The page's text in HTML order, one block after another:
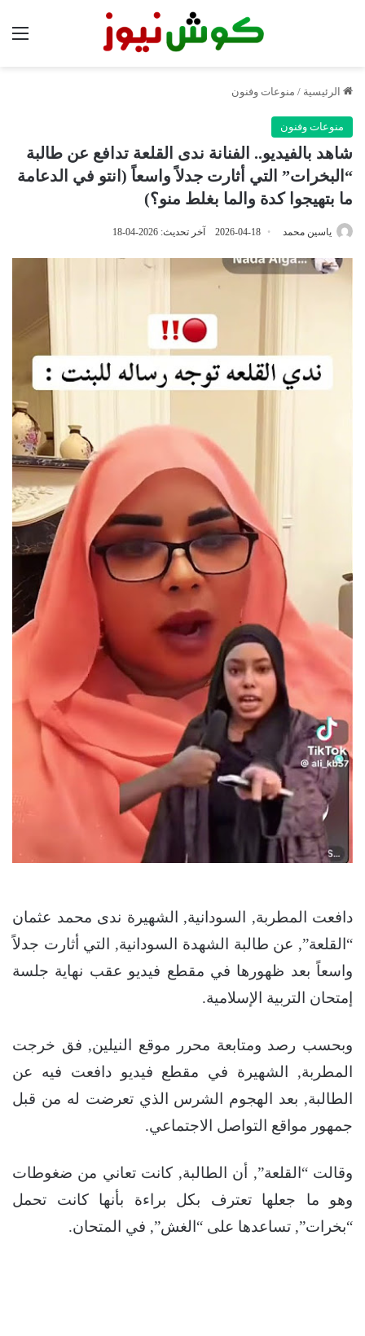
الرئيسية / منوعات وفنون
منوعات وفنون
شاهد بالفيديو.. الفنانة ندى القلعة تدافع عن طالبة
“البخرات” التي أثارت جدلاً واسعاً (انتو في الدعامة
ما بتهيجوا كدة والما بغلط منو؟)
ياسين محمد 2026-04-18 آخر تحديث: 2026-04-18
دافعت المطربة, السودانية, الشهيرة ندى محمد عثمان
“القلعة”, عن طالبة الشهدة السودانية, التي أثارت جدلاً
واسعاً بعد ظهورها في مقطع فيديو عقب نهاية جلسة
إمتحان التربية الإسلامية.
وبحسب رصد ومتابعة محرر موقع النيلين, فق خرجت
المطربة, الشهيرة في مقطع فيديو دافعت فيه عن
الطالبة, بعد الهجوم الشرس الذي تعرضت له من قبل
جمهور مواقع التواصل الاجتماعي.
وقالت “القلعة”, أن الطالبة, كانت تعاني من ضغوطات
وهو ما جعلها تعترف بكل براءة بأنها كانت تحمل
“بخرات”, تساعدها على “الغش”, في المتحان.